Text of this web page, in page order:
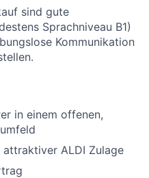
sind gute
Sprachniveau B1)
Kommunikation
in einem offenen,
ALDI Zulage